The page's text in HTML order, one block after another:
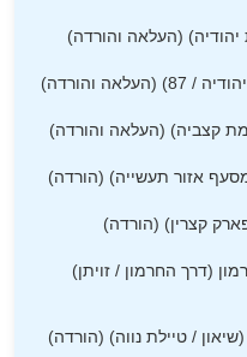
(דרך החרמון / זויתן)